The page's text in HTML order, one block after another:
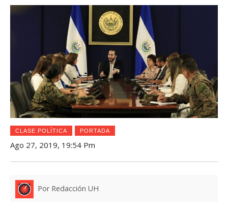
CLASE POLÍTICA PORTADA
Ago 27, 2019, 19:54 Pm
Por Redacción UH